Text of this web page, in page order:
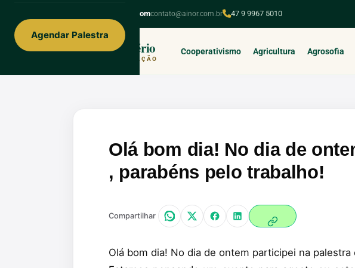
ainorfloterio@gmail.comcontato@ainor.com.br 47 9 9967 5010
Ainor Lotério
MENTE & CORAÇÃO
Cooperativismo Agricultura Agrosofia
Agendar Palestra
Olá bom dia! No dia de
, parabéns pelo trabalho!
Compartilhar
Olá bom dia! No dia de ontem participei na